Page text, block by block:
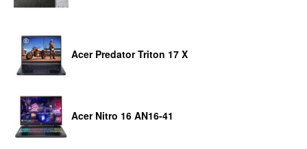
Acer Predator Triton 17 X
Acer Nitro 16 AN16-41